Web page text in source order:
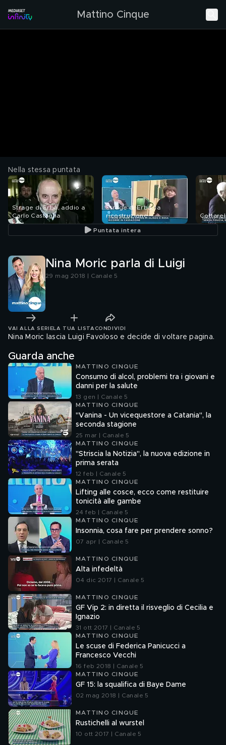
Mattino Cinque
Nella stessa puntata
Strage di Erba, addio a
Carlo Castagna
Strage di Erba, la
ricostruzione
Puntata intera
Nina Moric parla di Luigi
29 mag 2018 | Canale 5
VAI ALLA SERIE LA TUA LISTA CONDIVIDI
Nina Moric lascia Luigi Favoloso e decide di voltare pagina.
Guarda anche
MATTINO CINQUE
Consumo di alcol, problemi tra i giovani e
danni per la salute
13 gen | Canale 5
MATTINO CINQUE
"Vanina - Un vicequestore a Catania", la
seconda stagione
25 mar | Canale 5
MATTINO CINQUE
"Striscia la Notizia", la nuova edizione in
prima serata
12 feb | Canale 5
MATTINO CINQUE
Lifting alle cosce, ecco come restituire
tonicità alle gambe
24 feb | Canale 5
MATTINO CINQUE
Insonnia, cosa fare per prendere sonno?
07 apr | Canale 5
MATTINO CINQUE
Alta infedeltà
04 dic 2017 | Canale 5
MATTINO CINQUE
GF Vip 2: in diretta il risveglio di Cecilia e
Ignazio
31 ott 2017 | Canale 5
MATTINO CINQUE
Le scuse di Federica Panicucci a
Francesco Vecchi
16 feb 2018 | Canale 5
MATTINO CINQUE
GF 15: la squalifica di Baye Dame
02 mag 2018 | Canale 5
MATTINO CINQUE
Rustichelli al wurstel
10 ott 2017 | Canale 5